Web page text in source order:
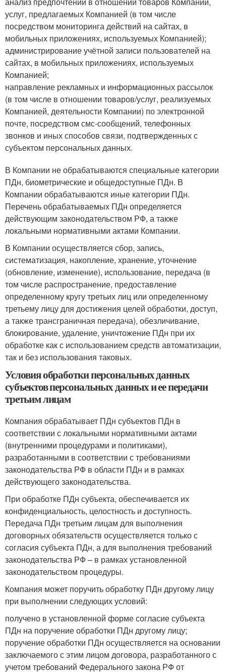
услуг, предлагаемых Компанией (в том числе
посредством мониторинга действий на сайтах, в
мобильных приложениях, используемых Компанией);
администрирование учётной записи пользователей на
сайтах, в мобильных приложениях, используемых
Компанией;
направление рекламных и информационных рассылок
(в том числе в отношении товаров/услуг, реализуемых
Компанией, деятельности Компании) по электронной
почте, посредством смс-сообщений, телефонных
звонков и иных способов связи, подтвержденных с
субъектом персональных данных.
В Компании не обрабатываются специальные категории
ПДн, биометрические и общедоступные ПДн. В
Компании обрабатываются иные категории ПДн.
Перечень обрабатываемых ПДн определяется
действующим законодательством РФ, а также
локальными нормативными актами Компании.
В Компании осуществляется сбор, запись,
систематизация, накопление, хранение, уточнение
(обновление, изменение), использование, передача (в
том числе распространение, предоставление
определенному кругу третьих лиц или определенному
третьему лицу для достижения целей обработки, доступ,
а также трансграничная передача), обезличивание,
блокирование, удаление, уничтожение ПДн при их
обработке как с использованием средств автоматизации,
так и без использования таковых.
Условия обработки персональных данных
субъектов персональных данных и ее передачи
третьим лицам
Компания обрабатывает ПДн субъектов ПДн в
соответствии с локальными нормативными актами
(внутренними процедурами и политиками),
разработанными в соответствии с требованиями
законодательства РФ в области ПДн и в рамках
действующего законодательства.
При обработке ПДн субъекта, обеспечивается их
конфиденциальность, целостность и доступность.
Передача ПДн третьим лицам для выполнения
договорных обязательств осуществляется только с
согласия субъекта ПДн, а для выполнения требований
законодательства РФ – в рамках установленной
законодательством процедуры.
Компания может поручить обработку ПДн другому лицу
при выполнении следующих условий:
получено в установленной форме согласие субъекта
ПДн на поручение обработки ПДн другому лицу;
поручение обработки ПДн осуществляется на основании
заключаемого с этим лицом договора, разработанного с
учетом требований Федерального закона РФ от